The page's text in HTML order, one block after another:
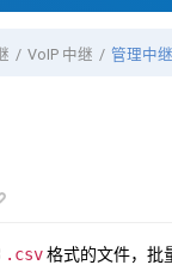
VoIP 中继 管理中继
.csv格式的文件，批